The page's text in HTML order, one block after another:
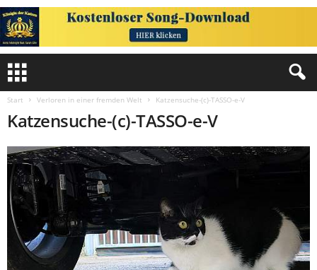
Start Verloren in einer fremden Welt Katzensuche-(c)-TASSO-e-V
Katzensuche-(c)-TASSO-e-V